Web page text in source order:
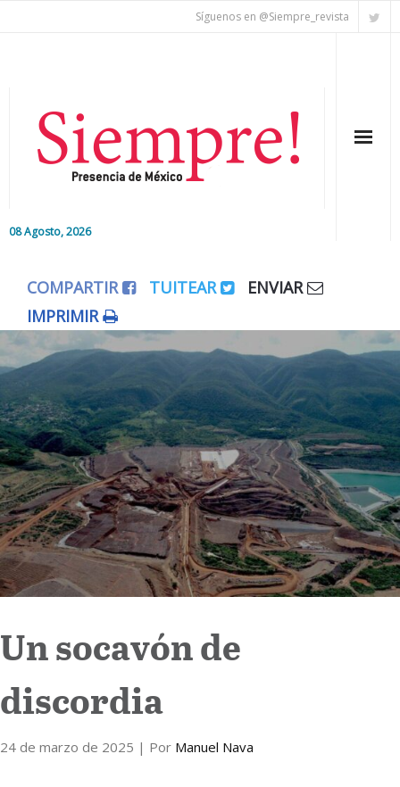
Síguenos en @Siempre_revista
08 Agosto, 2026
Editorial
Nacional
Colaboradores
Internacional
Cultura
COMPARTIR TUITEAR
ENVIAR
IMPRIMIR
Un socavón de
discordia
24 de marzo de 2025 | Por Manuel Nava